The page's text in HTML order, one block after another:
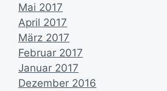
Mai 2017
April 2017
März 2017
Februar 2017
Januar 2017
Dezember 2016